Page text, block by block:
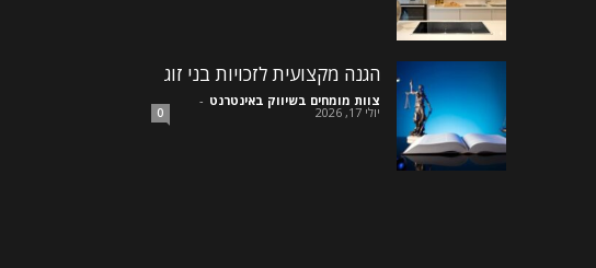
הגנה מקצועית לזכויות בני זוג
צוות מומחים בשיווק באינטרנט -
יולי 17, 2026 0